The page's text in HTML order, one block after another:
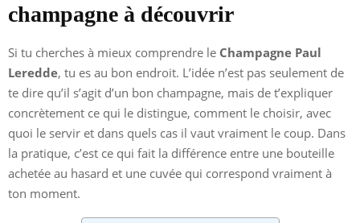
champagne à découvrir
Si tu cherches à mieux comprendre le Champagne Paul
Leredde, tu es au bon endroit. L’idée n’est pas seulement de
te dire qu’il s’agit d’un bon champagne, mais de t’expliquer
concrètement ce qui le distingue, comment le choisir, avec
quoi le servir et dans quels cas il vaut vraiment le coup. Dans
la pratique, c’est ce qui fait la différence entre une bouteille
achetée au hasard et une cuvée qui correspond vraiment à
ton moment.